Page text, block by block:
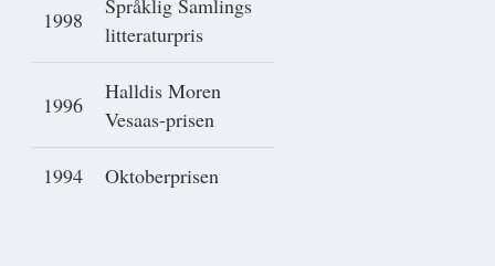
1998
Språklig Samlings
litteraturpris
1996
Halldis Moren
Vesaas-prisen
1994 Oktoberprisen